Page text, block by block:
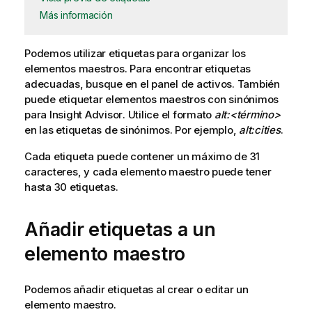
Más información
Podemos utilizar etiquetas para organizar los
elementos maestros. Para encontrar etiquetas
adecuadas, busque en el panel de activos. También
puede etiquetar elementos maestros con sinónimos
para Insight Advisor. Utilice el formato alt:<término>
en las etiquetas de sinónimos. Por ejemplo, alt:cities.
Cada etiqueta puede contener un máximo de 31
caracteres, y cada elemento maestro puede tener
hasta 30 etiquetas.
Añadir etiquetas a un
elemento maestro
Podemos añadir etiquetas al crear o editar un
elemento maestro.